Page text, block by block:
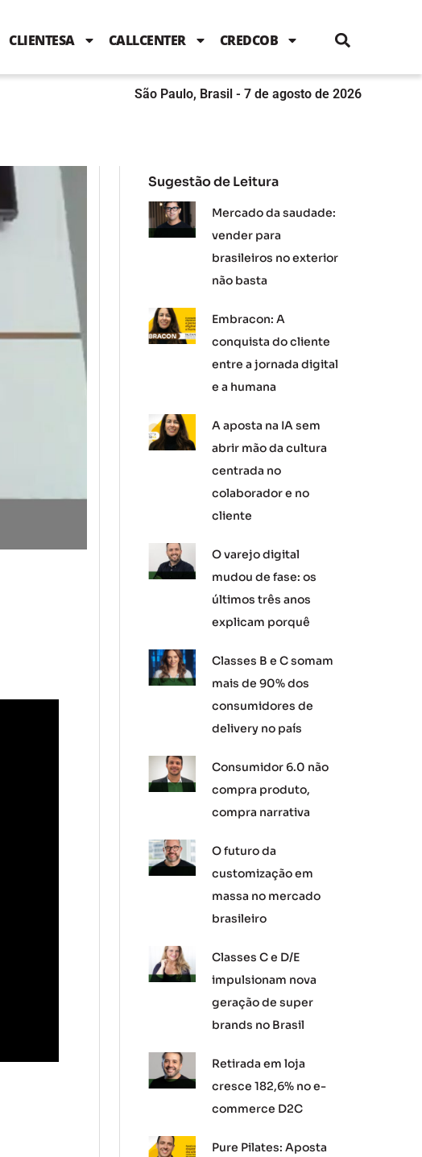
b
o
k
t
e
b
n
g
a
m
CLIENTESA CALLCENTER CREDCOB
São Paulo, Brasil - 7 de agosto de 2026
Sugestão de Leitura
Mercado da saudade:
vender para
brasileiros no exterior
não basta
Embracon: A
conquista do cliente
entre a jornada digital
e a humana
A aposta na IA sem
abrir mão da cultura
centrada no
colaborador e no
cliente
O varejo digital
mudou de fase: os
últimos três anos
explicam porquê
Classes B e C somam
mais de 90% dos
consumidores de
delivery no país
Consumidor 6.0 não
compra produto,
compra narrativa
O futuro da
customização em
massa no mercado
brasileiro
Classes C e D/E
impulsionam nova
geração de super
brands no Brasil
Retirada em loja
cresce 182,6% no e-
commerce D2C
Pure Pilates: Aposta